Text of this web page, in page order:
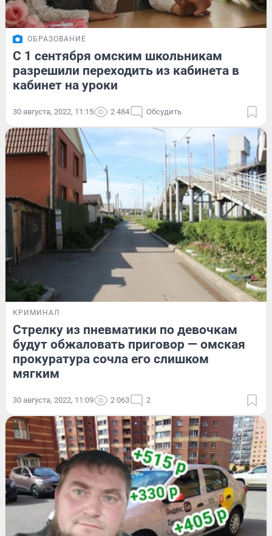
ОБРАЗОВАНИЕ
С 1 сентября омским школьникам
разрешили переходить из кабинета в
кабинет на уроки
30 августа, 2022, 11:15 2 484 Обсудить
КРИМИНАЛ
Стрелку из пневматики по девочкам
будут обжаловать приговор — омская
прокуратура сочла его слишком
мягким
30 августа, 2022, 11:09 2 063 2